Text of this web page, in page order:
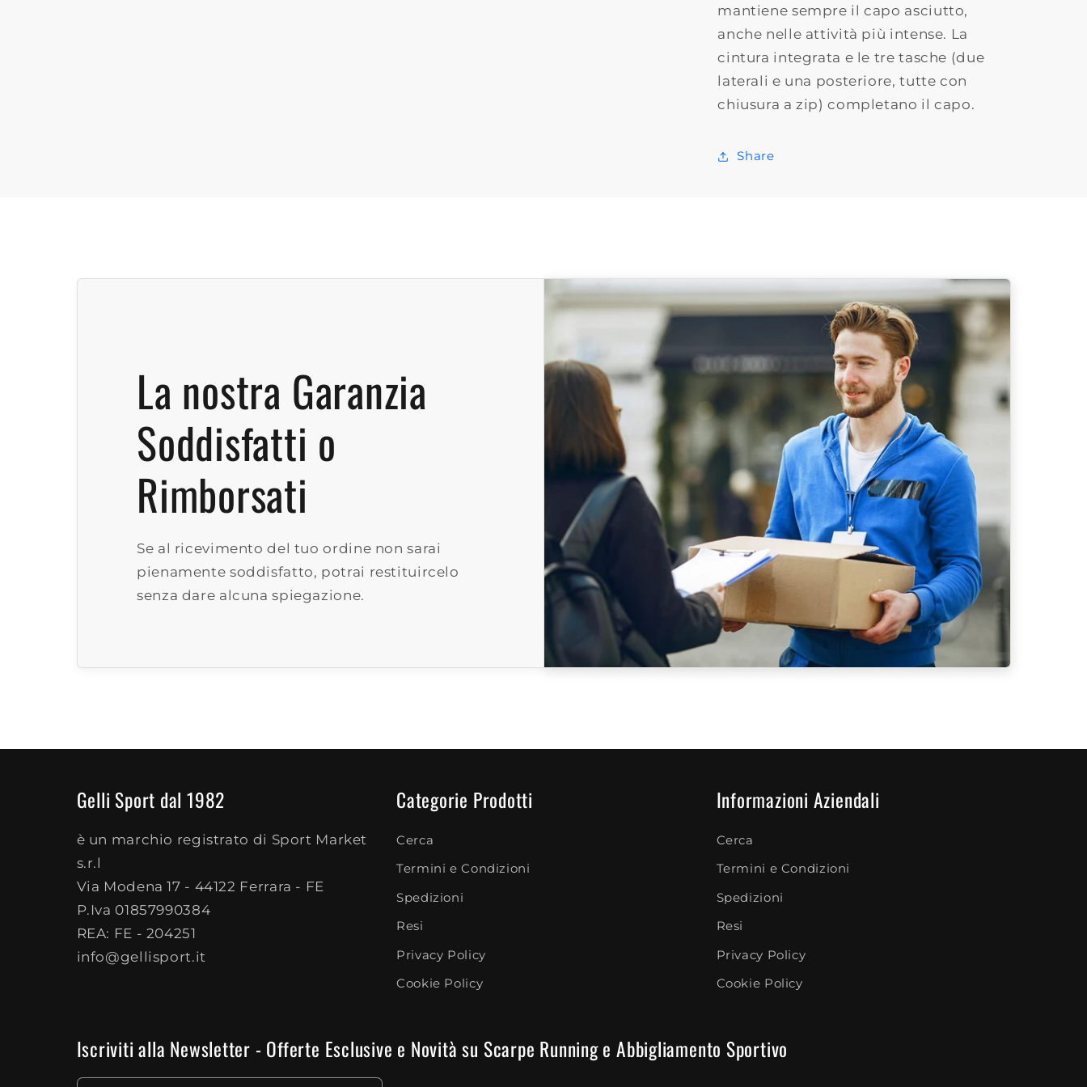
mantiene sempre il capo asciutto,
anche nelle attività più intense. La
cintura integrata e le tre tasche (due
laterali e una posteriore, tutte con
chiusura a zip) completano il capo.
Share
La nostra Garanzia
Soddisfatti o
Rimborsati
Se al ricevimento del tuo ordine non sarai
pienamente soddisfatto, potrai restituircelo
senza dare alcuna spiegazione.
Gelli Sport dal 1982
è un marchio registrato di Sport Market
s.r.l
Via Modena 17 - 44122 Ferrara - FE
P.Iva 01857990384
REA: FE - 204251
info@gellisport.it
Categorie Prodotti
Cerca
Termini e Condizioni
Spedizioni
Resi
Privacy Policy
Cookie Policy
Informazioni Aziendali
Cerca
Termini e Condizioni
Spedizioni
Resi
Privacy Policy
Cookie Policy
Iscriviti alla Newsletter - Offerte Esclusive e Novità su Scarpe Running e Abbigliamento Sportivo